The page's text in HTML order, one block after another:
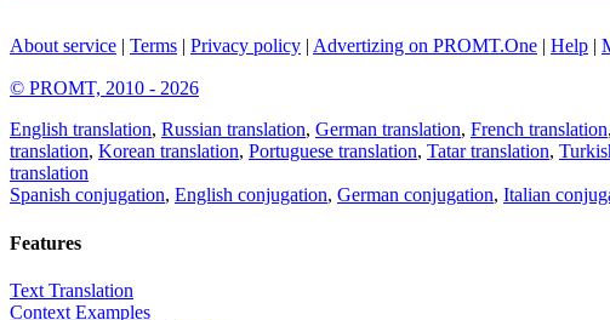
About service | Terms | Privacy policy | Advertizing on PROMT.One | Help |
© PROMT, 2010 - 2026
English translation, Russian translation, German translation, French translation,
translation, Korean translation, Portuguese translation, Tatar translation,
translation
Spanish conjugation, English conjugation, German conjugation, Italian
Features
Text Translation
Context Examples